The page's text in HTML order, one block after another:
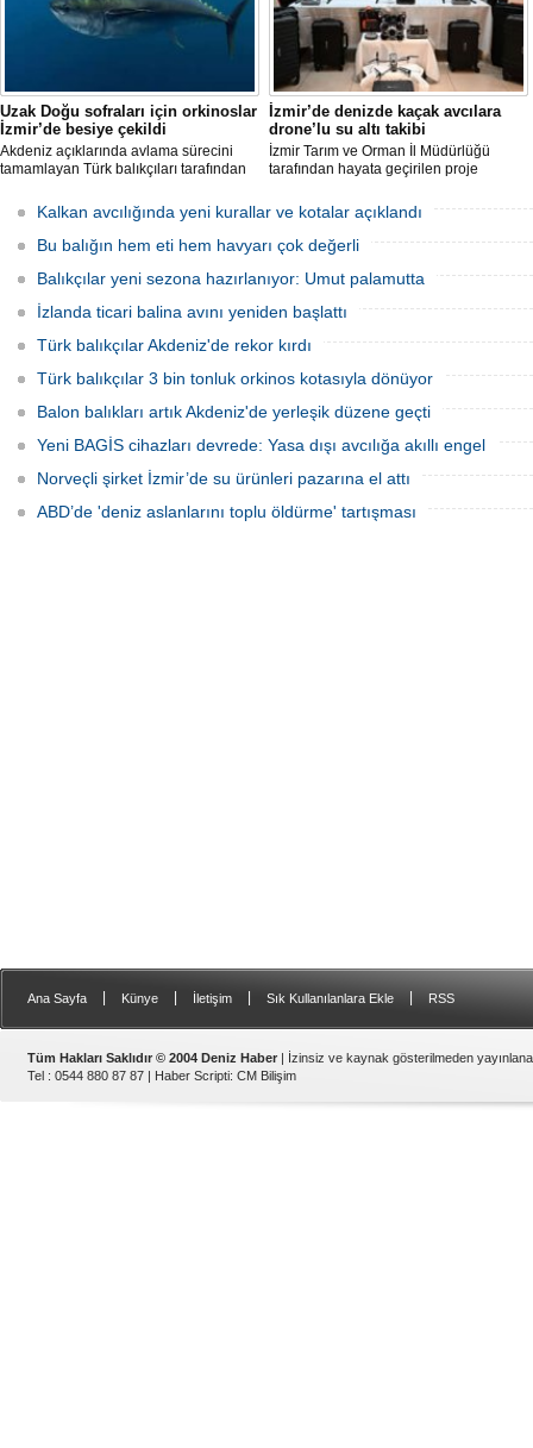
Uzak Doğu sofraları için orkinoslar
İzmir’de besiye çekildi
Akdeniz açıklarında avlama sürecini
tamamlayan Türk balıkçıları tarafından
orkinoslar, Uzak Doğu ülkelerine ihraç
edilmek için özenle bakılıyor.
İzmir’de denizde kaçak avcılara
drone’lu su altı takibi
İzmir Tarım ve Orman İl Müdürlüğü
tarafından hayata geçirilen proje
faaliyetleri anlık olarak tespit edebilen
hava ve su altı dronları sahada aktif
olarak kullanılmaya başlandı.
Kalkan avcılığında yeni kurallar ve kotalar açıklandı
Bu balığın hem eti hem havyarı çok değerli
Balıkçılar yeni sezona hazırlanıyor: Umut palamutta
İzlanda ticari balina avını yeniden başlattı
Türk balıkçılar Akdeniz'de rekor kırdı
Türk balıkçılar 3 bin tonluk orkinos kotasıyla dönüyor
Balon balıkları artık Akdeniz'de yerleşik düzene geçti
Yeni BAGİS cihazları devrede: Yasa dışı avcılığa akıllı engel
Norveçli şirket İzmir’de su ürünleri pazarına el attı
ABD’de 'deniz aslanlarını toplu öldürme' tartışması
Ana Sayfa Künye İletişim Sık Kullanılanlara Ekle RSS
Tüm Hakları Saklıdır © 2004 Deniz Haber | İzinsiz ve kaynak gösterilmeden
Tel : 0544 880 87 87 | Haber Scripti: CM Bilişim